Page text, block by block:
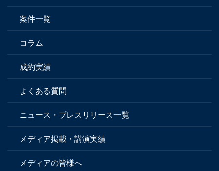
案件一覧
コラム
成約実績
よくある質問
ニュース・プレスリリース一覧
メディア掲載・講演実績
メディアの皆様へ